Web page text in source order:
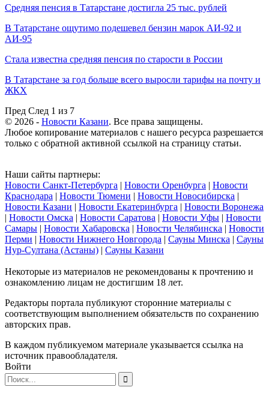
Средняя пенсия в Татарстане достигла 25 тыс. рублей
В Татарстане ощутимо подешевел бензин марок АИ-92 и
АИ-95
Стала известна средняя пенсия по старости в России
В Татарстане за год больше всего выросли тарифы на почту и
ЖКХ
Пред След 1 из 7
© 2026 - Новости Казани. Все права защищены.
Любое копирование материалов с нашего ресурса разрешается
только с обратной активной ссылкой на страницу статьи.
Наши сайты партнеры:
Новости Санкт-Петербурга | Новости Оренбурга | Новости
Краснодара | Новости Тюмени | Новости Новосибирска |
Новости Казани | Новости Екатеринбурга | Новости Воронежа
| Новости Омска | Новости Саратова | Новости Уфы | Новости
Самары | Новости Хабаровска | Новости Челябинска | Новости
Перми | Новости Нижнего Новгорода | Сауны Минска | Сауны
Нур-Султана (Астаны) | Сауны Казани
Некоторые из материалов не рекомендованы к прочтению и
ознакомлению лицам не достигшим 18 лет.
Редакторы портала публикуют сторонние материалы с
соответствующим выполнением обязательств по сохранению
авторских прав.
В каждом публикуемом материале указывается ссылка на
источник правообладателя.
Войти